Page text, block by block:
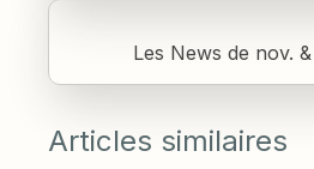
Les News de nov.
Articles similaires